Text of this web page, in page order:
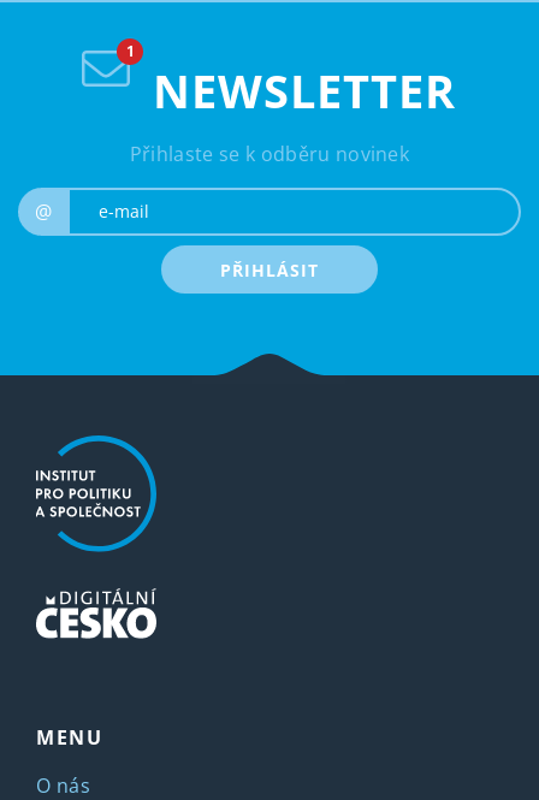
NEWSLETTER
Přihlaste se k odběru novinek
@
PŘIHLÁSIT
MENU
O nás